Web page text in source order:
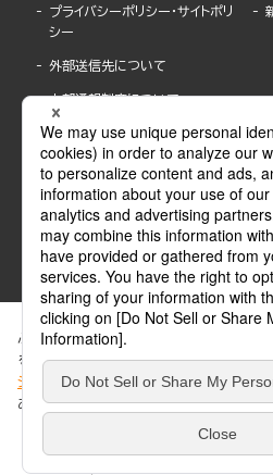
プライバシーポリシー・サイトポリ
シー
外部送信先について
内部通報制度について
ABJマークは、この電子書店・電子書籍配信サービ
得た正規版配信サービスであることを示す登録
ABJマークの詳細、ABJマークを掲示しているサー
ぶんか社が運営するサイトでは、利便性
を使用しています。 当社のCookieにつ
シー
」をご覧ください。当サイトでは、
ありません。